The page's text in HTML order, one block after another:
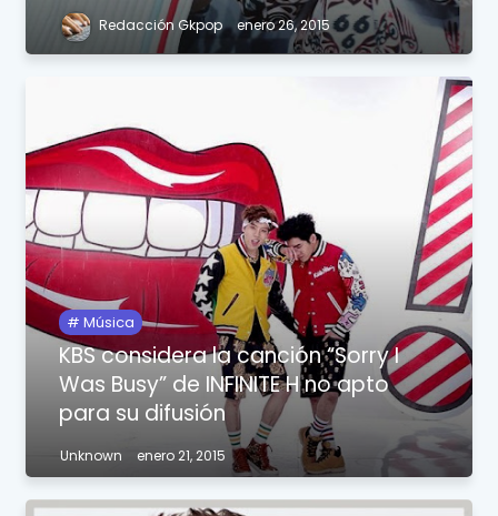
Redacción Gkpop enero 26, 2015
Música
KBS considera la canción “Sorry I
Was Busy” de INFINITE H no apto
para su difusión
Unknown enero 21, 2015